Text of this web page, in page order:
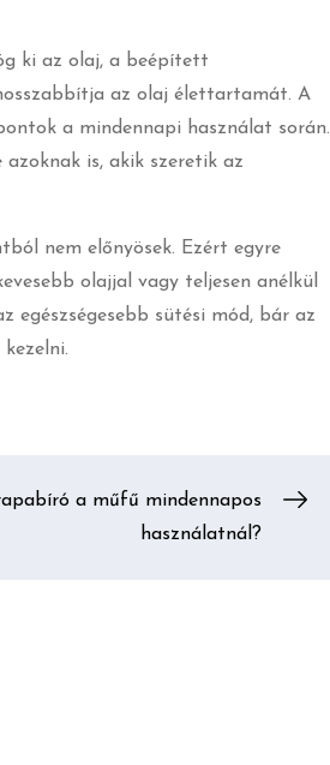
ki az olaj, a beépített
az olaj élettartamát. A
a mindennapi használat során.
is, akik szeretik az
nem előnyösek. Ezért egyre
olajjal vagy teljesen anélkül
egészségesebb sütési mód, bár az
a műfű mindennapos
használatnál?